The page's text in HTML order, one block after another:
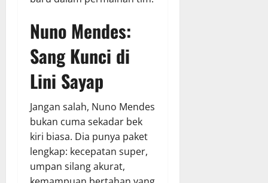
Nuno Mendes:
Sang Kunci di
Lini Sayap
Jangan salah, Nuno Mendes
bukan cuma sekadar bek
kiri biasa. Dia punya paket
lengkap: kecepatan super,
umpan silang akurat,